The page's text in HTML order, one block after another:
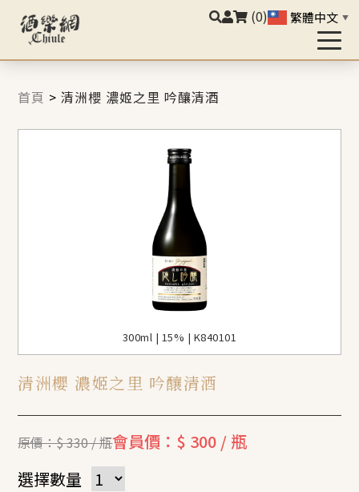
(0) 繁體中文 ▼
首頁 >清洲櫻 濃姬之里 吟釀清酒
300ml | 15% | K840101
清洲櫻 濃姬之里 吟釀清酒
原價：$ 330 / 瓶會員價：$ 300 / 瓶
選擇數量